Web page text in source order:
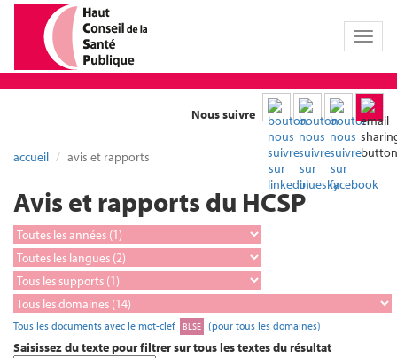
Toggle
Nous suivre
accueil avis et rapports
Avis et rapports du HCSP
Tous les documents avec le mot-clef BLSE (pour tous les domaines)
Saisissez du texte pour filtrer sur tous les textes du résultat